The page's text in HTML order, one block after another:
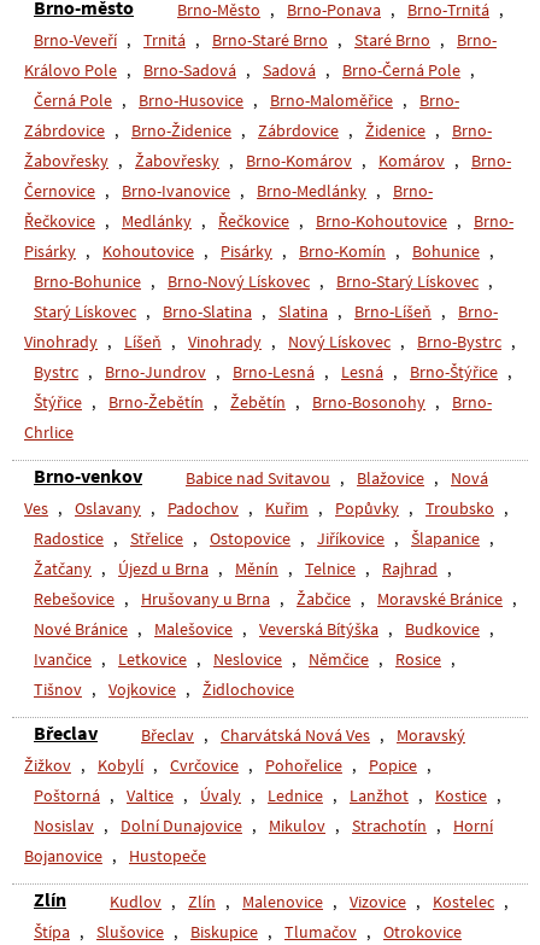
Brno-město Brno-Město , Brno-Ponava , Brno-Trnitá ,
Brno-Veveří , Trnitá , Brno-Staré Brno , Staré Brno ,
Brno-
Královo Pole , Brno-Sadová , Sadová , Brno-Černá Pole ,
Černá Pole , Brno-Husovice , Brno-Maloměřice ,
Brno-
Zábrdovice , Brno-Židenice , Zábrdovice , Židenice ,
Brno-
Žabovřesky , Žabovřesky , Brno-Komárov , Komárov ,
Brno-
Černovice , Brno-Ivanovice , Brno-Medlánky ,
Brno-
Řečkovice , Medlánky , Řečkovice , Brno-Kohoutovice ,
Brno-
Pisárky , Kohoutovice , Pisárky , Brno-Komín , Bohunice ,
Brno-Bohunice , Brno-Nový Lískovec , Brno-Starý Lískovec ,
Starý Lískovec , Brno-Slatina , Slatina , Brno-Líšeň ,
Brno-
Vinohrady , Líšeň , Vinohrady , Nový Lískovec , Brno-Bystrc ,
Bystrc , Brno-Jundrov , Brno-Lesná , Lesná , Brno-Štýřice ,
Štýřice , Brno-Žebětín , Žebětín , Brno-Bosonohy ,
Brno-
Chrlice
Brno-venkov Babice nad Svitavou , Blažovice ,
Nová
Ves , Oslavany , Padochov , Kuřim , Popůvky , Troubsko ,
Radostice , Střelice , Ostopovice , Jiříkovice , Šlapanice ,
Žatčany , Újezd u Brna , Měnín , Telnice , Rajhrad ,
Rebešovice , Hrušovany u Brna , Žabčice , Moravské Bránice ,
Nové Bránice , Malešovice , Veverská Bítýška , Budkovice ,
Ivančice , Letkovice , Neslovice , Němčice , Rosice ,
Tišnov , Vojkovice , Židlochovice
Břeclav Břeclav , Charvátská Nová Ves ,
Moravský
Žižkov , Kobylí , Cvrčovice , Pohořelice , Popice ,
Poštorná , Valtice , Úvaly , Lednice , Lanžhot , Kostice ,
Nosislav , Dolní Dunajovice , Mikulov , Strachotín ,
Horní
Bojanovice , Hustopeče
Zlín Kudlov , Zlín , Malenovice , Vizovice , Kostelec ,
Štípa , Slušovice , Biskupice , Tlumačov , Otrokovice